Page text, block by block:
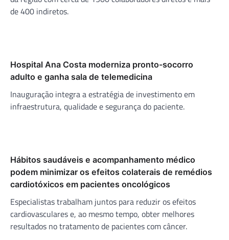
de 400 indiretos.
Hospital Ana Costa moderniza pronto-socorro
adulto e ganha sala de telemedicina
Inauguração integra a estratégia de investimento em
infraestrutura, qualidade e segurança do paciente.
Hábitos saudáveis e acompanhamento médico
podem minimizar os efeitos colaterais de remédios
cardiotóxicos em pacientes oncológicos
Especialistas trabalham juntos para reduzir os efeitos
cardiovasculares e, ao mesmo tempo, obter melhores
resultados no tratamento de pacientes com câncer.